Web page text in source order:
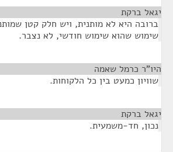
יגאל ברקת
ברובה היא לא מותנית, ויש חלק קטן
שימוש שהוא שימוש חודשי, לא נצבר.
היו"ר כרמל שאמה
שוויון כמעט בין כל הלקוחות.
יגאל ברקת
נכון, חד-משמעית.